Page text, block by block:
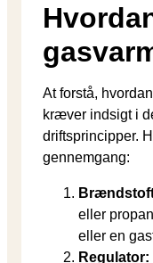
At forstå,
kræver indsigt i
driftsprincipper.
gennemgang:
eller
eller en
Regulator: